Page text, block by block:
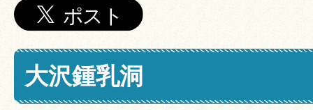
大沢鍾乳洞